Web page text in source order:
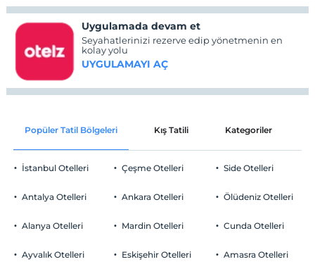
Uygulamada devam et
Seyahatlerinizi rezerve edip yönetmenin en
kolay yolu
UYGULAMAYI AÇ
Popüler Tatil Bölgeleri Kış Tatili Kategoriler
İstanbul Otelleri
Antalya Otelleri
Alanya Otelleri
Ayvalık Otelleri
Çeşme Otelleri
Ankara Otelleri
Mardin Otelleri
Eskişehir Otelleri
Side Otelleri
Ölüdeniz Otelleri
Cunda Otelleri
Amasra Otelleri